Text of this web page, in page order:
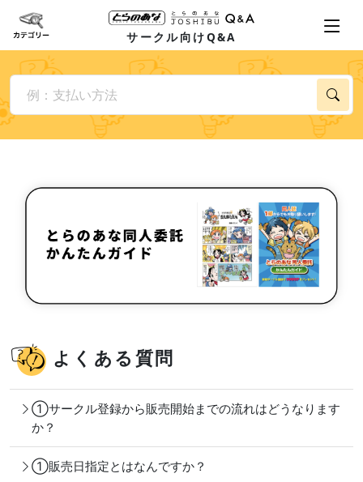
サークル向けQ&A
よくある質問
①サークル登録から販売開始までの流れはどうなります
か？
①販売日指定とはなんですか？